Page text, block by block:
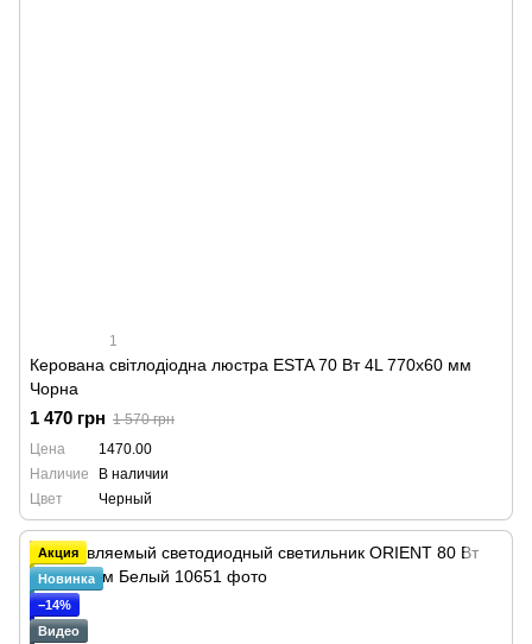
1
Керована світлодіодна люстра ESTA 70 Вт 4L 770x60 мм
Чорна
1 470 грн 1 570 грн
Цена
1470.00
Наличие
В наличии
Цвет
Черный
Акция
Новинка
−14%
Видео